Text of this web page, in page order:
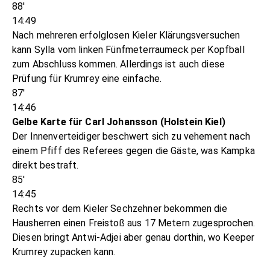
88'
14:49
Nach mehreren erfolglosen Kieler Klärungsversuchen
kann Sylla vom linken Fünfmeterraumeck per Kopfball
zum Abschluss kommen. Allerdings ist auch diese
Prüfung für Krumrey eine einfache.
87'
14:46
Gelbe Karte für Carl Johansson (Holstein Kiel)
Der Innenverteidiger beschwert sich zu vehement nach
einem Pfiff des Referees gegen die Gäste, was Kampka
direkt bestraft.
85'
14:45
Rechts vor dem Kieler Sechzehner bekommen die
Hausherren einen Freistoß aus 17 Metern zugesprochen.
Diesen bringt Antwi-Adjei aber genau dorthin, wo Keeper
Krumrey zupacken kann.